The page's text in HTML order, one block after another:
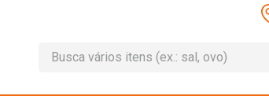
Busca vários itens (ex.: sal, ovo)